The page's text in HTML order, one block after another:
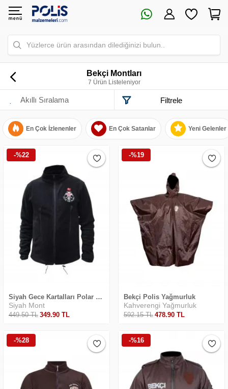
Yüzlerce ürün arasından dilediğinizi bulun..
Bekçi Montları
7 Ürün Listeleniyor
Filtrele
En Çok İzlenenler En Çok Satanlar Yeni Gelenler
-%22
Siyah Gece Kartalları Polar Mont
Siyah Mont
449.50TL 349.90 TL
-%19
Bekçi Polis Yağmurluk
Kahverengi Yağmurluk
592.15TL 478.90 TL
-%28 -%16